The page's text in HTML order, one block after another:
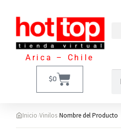
Arica – Chile
$0
Inicio›Vinilos›Nombre del Producto